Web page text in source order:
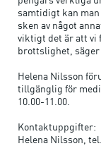
samtidigt kan
sken av något
viktigt det är att vi
brottslighet, säger
Helena Nilsson
tillgänglig för
10.00-11.00.
Kontaktuppgifter:
Helena Nilsson,